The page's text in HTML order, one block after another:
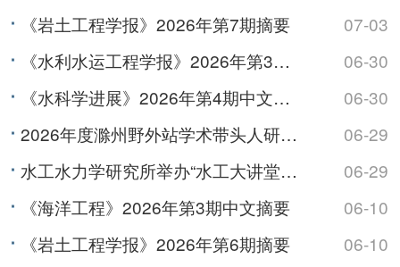
《岩土工程学报》2026年第7期摘要
07-03
《水利水运工程学报》2026年第3期摘要
06-30
《水科学进展》2026年第4期中文摘要
06-30
2026年度滁州野外站学术带头人研讨会召开
06-29
水工水力学研究所举办“水工大讲堂”系列学术讲座
06-29
《海洋工程》2026年第3期中文摘要
06-10
《岩土工程学报》2026年第6期摘要
06-10